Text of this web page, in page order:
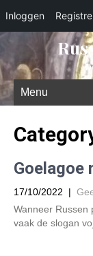
Inloggen
Menu
Goelagoe
17/10/2022 |
Wanneer Russen
vaak de slogan